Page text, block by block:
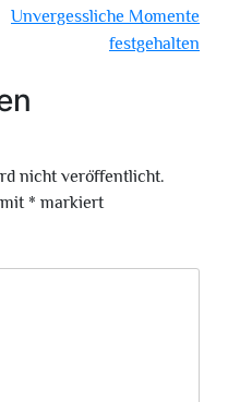
Unvergessliche Momente
festgehalten
nicht veröffentlicht.
* markiert